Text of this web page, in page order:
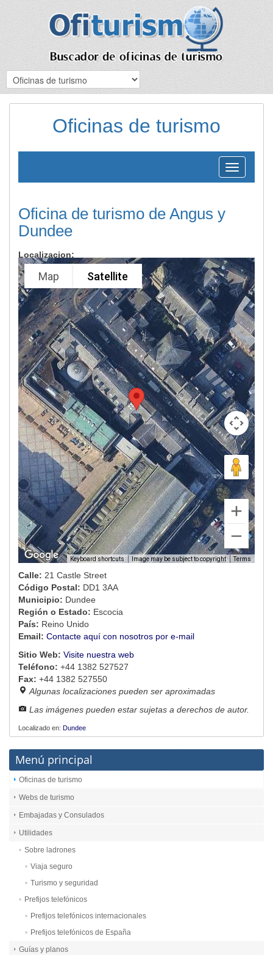
Oficinas de turismo
Toggle
navigation
Oficina de turismo de Angus y
Dundee
Localizacion:
Map Satellite
Keyboard shortcuts Image may be subject to copyright Terms
Calle: 21 Castle Street
Código Postal: DD1 3AA
Municipio: Dundee
Región o Estado: Escocia
País: Reino Unido
Email: Contacte aquí con nosotros por e-mail
Sitio Web: Visite nuestra web
Teléfono: +44 1382 527527
Fax: +44 1382 527550
Algunas localizaciones pueden ser aproximadas
Las imágenes pueden estar sujetas a derechos de autor.
Localizado en: Dundee
Menú principal
Oficinas de turismo
Webs de turismo
Embajadas y Consulados
Utilidades
Sobre ladrones
Viaja seguro
Turismo y seguridad
Prefijos telefónicos
Prefijos telefónicos internacionales
Prefijos telefónicos de España
Guías y planos